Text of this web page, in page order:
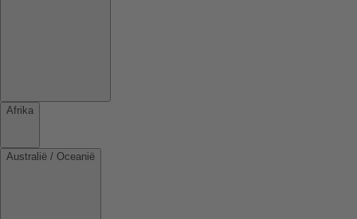
Afrika
Australië / Oceanië